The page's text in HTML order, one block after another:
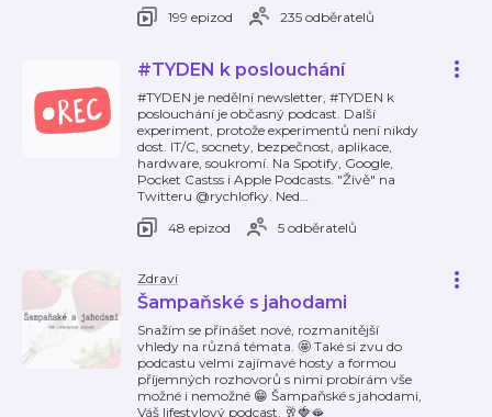
199 epizod
235 odběratelů
#TYDEN k poslouchání
#TYDEN je nedělní newsletter, #TYDEN k
poslouchání je občasný podcast. Další
experiment, protože experimentů není nikdy
dost. IT/C, socnety, bezpečnost, aplikace,
hardware, soukromí. Na Spotify, Google,
Pocket Castss i Apple Podcasts. "Živě" na
Twitteru @rychlofky. Ned…
48 epizod
5 odběratelů
Zdraví
Šampaňské s jahodami
Snažím se přinášet nové, rozmanitější
vhledy na různá témata. 🤩 Také si zvu do
podcastu velmi zajímavé hosty a formou
příjemných rozhovorů s nimi probírám vše
možné i nemožné 😁 Šampaňské s jahodami,
Váš lifestylový podcast. 🥂🍓🫦